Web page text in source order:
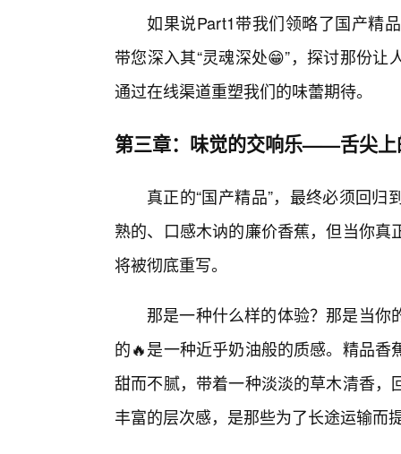
如果说Part1带我们领略了国产精
带您深入其“灵魂深处😁”，探讨那份
通过在线渠道重塑我们的味蕾期待。
第三章：味觉的交响乐——舌尖上
真正的“国产精品”，最终必须回
熟的、口感木讷的廉价香蕉，但当你
将被彻底重写。
那是一种什么样的体验？那是当
的🔥是一种近乎奶油般的质感。精品
甜而不腻，带着一种淡淡的草木清香
丰富的层次感，是那些为了长途运输而